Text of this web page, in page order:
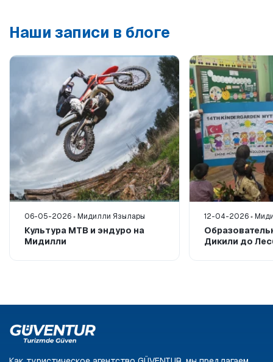
Наши записи в блоге
06-05-2026 Мидилли Язылары
Культура MTB и эндуро на
Мидилли
12-04-2026
Дикили до